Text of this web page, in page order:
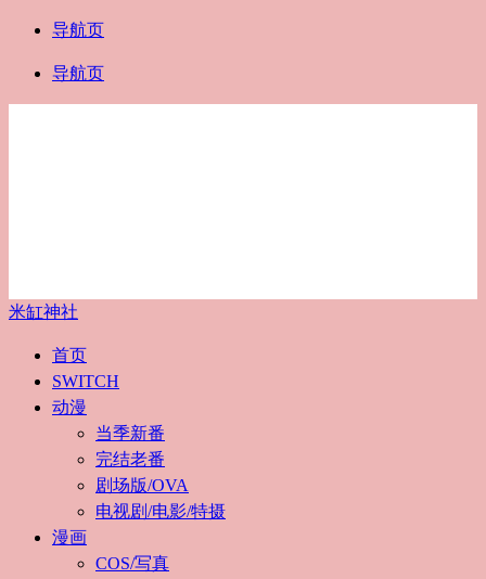
导航页
导航页
米缸神社
首页
SWITCH
动漫
当季新番
完结老番
剧场版/OVA
电视剧/电影/特摄
漫画
COS/写真